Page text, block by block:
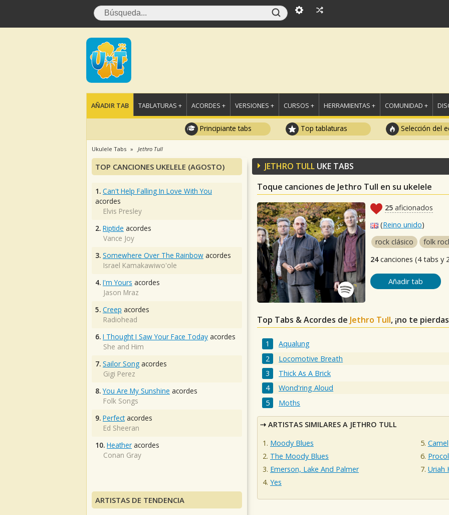
AÑADIR TAB TABLATURAS + ACORDES + VERSIONES + CURSOS + HERRAMIENTAS + COMUNIDAD +
Principiante tabs Top tablaturas Selección del
Ukulele Tabs Jethro Tull
JETHRO TULL UKE TABS
Toque canciones de Jethro Tull en su ukelele
25 aficionados
(Reino unido)
rock clásico
folk
24canciones (4 tabs y
Añadir tab
Top Tabs & Acordes de Jethro Tull, ¡no te
Aqualung
Locomotive Breath
Thick As A Brick
Wond'ring Aloud
Moths
ARTISTAS SIMILARES A JETHRO TULL
Moody Blues
The Moody Blues
Emerson, Lake And Palmer
Yes
Camel
Uriah
TOP CANCIONES UKELELE (AGOSTO)
1. Can't Help Falling In Love With You
acordes
Elvis Presley
2. Riptide acordes
Vance Joy
3. Somewhere Over The Rainbow acordes
Israel Kamakawiwo'ole
4. I'm Yours acordes
Jason Mraz
5. Creep acordes
Radiohead
6. I Thought I Saw Your Face Today acordes
She and Him
7. Sailor Song acordes
Gigi Perez
8. You Are My Sunshine acordes
Folk Songs
9. Perfectacordes
Ed Sheeran
10. Heather acordes
Conan Gray
ARTISTAS DE TENDENCIA